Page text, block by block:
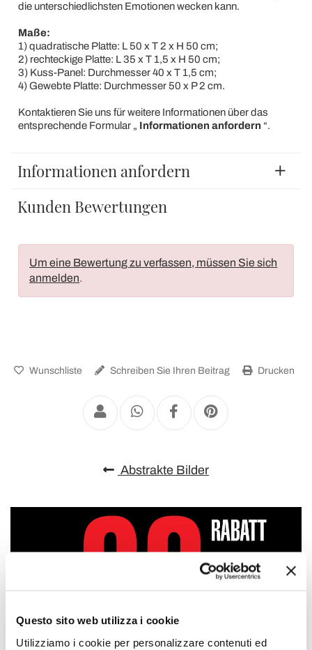
Questo sito web utilizza i cookie
Utilizziamo i cookie per personalizzare contenuti ed
die unterschiedlichsten Emotionen wecken kann.
Maße:
1) quadratische Platte: L 50 x T 2 x H 50 cm;
2) rechteckige Platte: L 35 x T 1,5 x H 50 cm;
3) Kuss-Panel: Durchmesser 40 x T 1,5 cm;
4) Gewebte Platte: Durchmesser 50 x P 2 cm.
Kontaktieren Sie uns für weitere Informationen über das
entsprechende Formular „ Informationen anfordern “.
Informationen anfordern
Kunden Bewertungen
Um eine Bewertung zu verfassen, müssen Sie sich
anmelden.
Wunschliste Schreiben Sie Ihren Beitrag Drucken
Abstrakte Bilder